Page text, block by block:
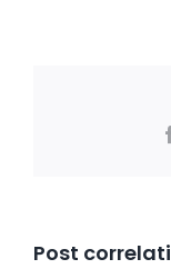
Post correlati